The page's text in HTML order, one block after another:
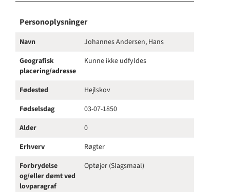
Personoplysninger
Navn
Johannes Andersen, Hans
Geografisk
placering/adresse
Kunne ikke udfyldes
Fødested
Hejlskov
Fødselsdag
03-07-1850
Alder
0
Erhverv
Røgter
Forbrydelse
og/eller dømt ved
lovparagraf
Optøjer (Slagsmaal)